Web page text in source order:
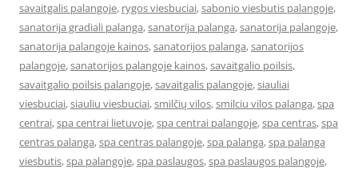
savaitgalis palangoje, rygos viesbuciai,sabonio viesbutis palangoje,
sanatorija gradiali palanga,sanatorija palanga,sanatorija palangoje,
sanatorija palangoje kainos,sanatorijos palanga,sanatorijos
palangoje,sanatorijos palangoje kainos,savaitgalio poilsis,
savaitgalio poilsis palangoje,savaitgalis palangoje,siauliai
viesbuciai,siauliu viesbuciai,smilčių vilos,smilciu vilos palanga,spa
centrai,spa centrai lietuvoje,spa centrai palangoje,spa centras,spa
centras palanga,spa centras palangoje,spa palanga,spa palanga
viesbutis,spa palangoje,spa paslaugos,spa paslaugos palangoje,